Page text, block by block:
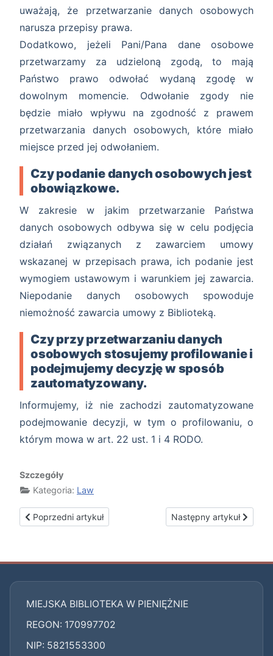
uważają, że przetwarzanie danych osobowych
narusza przepisy prawa.
Dodatkowo, jeżeli Pani/Pana dane osobowe
przetwarzamy za udzieloną zgodą, to mają
Państwo prawo odwołać wydaną zgodę w
dowolnym momencie. Odwołanie zgody nie
będzie miało wpływu na zgodność z prawem
przetwarzania danych osobowych, które miało
miejsce przed jej odwołaniem.
Czy podanie danych osobowych jest
obowiązkowe.
W zakresie w jakim przetwarzanie Państwa
danych osobowych odbywa się w celu podjęcia
działań związanych z zawarciem umowy
wskazanej w przepisach prawa, ich podanie jest
wymogiem ustawowym i warunkiem jej zawarcia.
Niepodanie danych osobowych spowoduje
niemożność zawarcia umowy z Biblioteką.
Czy przy przetwarzaniu danych
osobowych stosujemy profilowanie i
podejmujemy decyzję w sposób
zautomatyzowany.
Informujemy, iż nie zachodzi zautomatyzowane
podejmowanie decyzji, w tym o profilowaniu, o
którym mowa w art. 22 ust. 1 i 4 RODO.
Szczegóły
Kategoria: Law
Poprzedni artykuł: Postępowania o zamówienia publiczne
Poprzedni artykuł Następny artykuł:
Następny artykuł
MIEJSKA BIBLIOTEKA W PIENIĘŻNIE
REGON: 170997702
NIP: 5821553300